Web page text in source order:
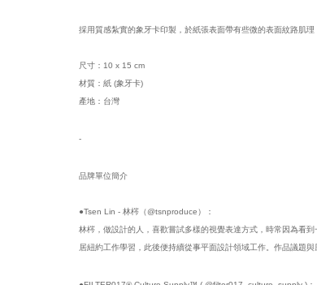
採用質感紮實的象牙卡印製，於紙張表面帶有些微的表面紋路肌理
尺寸：10 x 15 cm
材質：紙 (象牙卡)
產地：台灣
-
品牌單位簡介
●Tsen Lin - 林梣（@tsnproduce）：
林梣，做設計的人，喜歡嘗試多樣的視覺表達方式，時常因為看
居紐約工作學習，此後便持續從事平面設計領域工作。作品議題